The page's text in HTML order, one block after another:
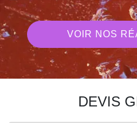
VOIR NOS
DEVIS